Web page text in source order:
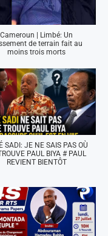
Cameroun | Limbé: Un
de terrain fait au
moins trois morts
SADI: JE NE SAIS PAS OÙ
PAUL BIYA # PAUL
REVIENT BIENTÔT